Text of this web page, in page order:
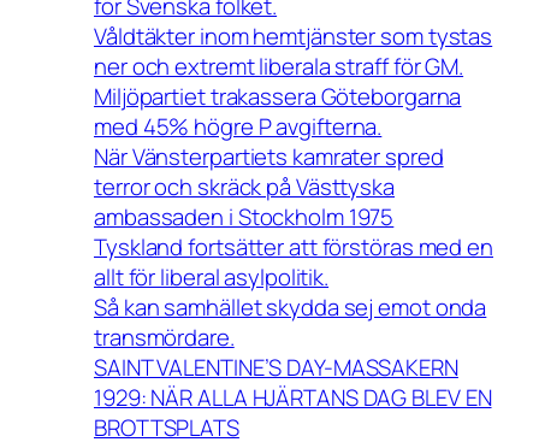
Våldtäkter inom hemtjänster som tystas
ner och extremt liberala straff för GM.
Miljöpartiet trakassera Göteborgarna
med 45% högre P avgifterna.
När Vänsterpartiets kamrater spred
terror och skräck på Västtyska
ambassaden i Stockholm 1975
Tyskland fortsätter att förstöras med en
allt för liberal asylpolitik.
Så kan samhället skydda sej emot onda
transmördare.
SAINT VALENTINE’S DAY-MASSAKERN
1929: NÄR ALLA HJÄRTANS DAG BLEV EN
BROTTSPLATS